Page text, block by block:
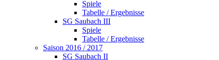
Spiele
Tabelle / Ergebnisse
SG Saubach III
Spiele
Tabelle / Ergebnisse
Saison 2016 / 2017
SG Saubach II